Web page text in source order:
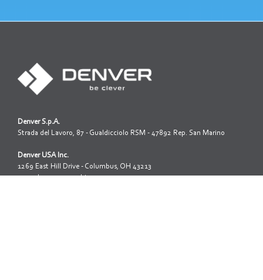
Denver S.p.A.
Strada del Lavoro, 87 - Gualdicciolo RSM - 47892 Rep. San Marino
Denver USA Inc.
1269 East Hill Drive - Columbus, OH 43213
www.denverusamachinery.com